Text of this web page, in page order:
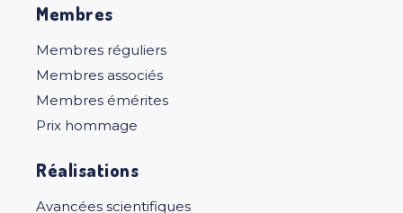
Membres
Membres réguliers
Membres associés
Membres émérites
Prix hommage
Réalisations
Avancées scientifiques